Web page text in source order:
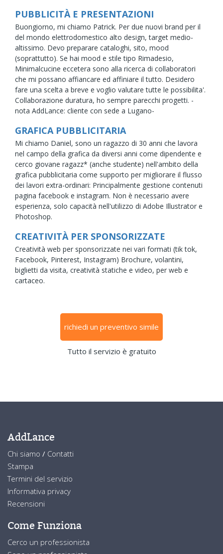
PUBBLICITÀ E PRESENTAZIONI
Buongiorno, mi chiamo Patrick. Per due nuovi brand per il
del mondo elettrodomestico alto design, target medio-
altissimo. Devo preparare cataloghi, sito, mood
(soprattutto). Se hai mood e stile tipo Rimadesio,
Minimalcucine eccetera sono alla ricerca di collaboratori
che mi possano affiancare ed affiniare il tutto. Desidero
fare una scelta a breve e voglio valutare tutte le possibilita'.
Collaborazione duratura, ho sempre parecchi progetti. -
nota AddLance: cliente con sede a Lugano-
GRAFICA PUBBLICITARIA
Mi chiamo Daniel, sono un ragazzo di 30 anni che lavora
nel campo della grafica da diversi anni come dipendente e
cerco giovane ragazz* (anche studente) nell'ambito della
grafica pubblicitaria come supporto per migliorare il flusso
dei lavori extra-ordinari: Principalmente gestione contenuti
pagina facebook e instagram. Non è necessario avere
esperienza, solo capacità nell'utilizzo di Adobe Illustrator e
Photoshop.
CREATIVITÀ PER SPONSORIZZATE
Creatività web per sponsorizzate nei vari formati (tik tok,
Facebook, Pinterest, Instagram) Brochure, volantini,
biglietti da visita, creatività statiche e video, per web e
cartaceo.
richiedi un preventivo simile
Tutto il servizio è gratuito
AddLance
Chi siamo / Contatti
Stampa
Termini del servizio
Informativa privacy
Recensioni
Come Funziona
Cerco un professionista